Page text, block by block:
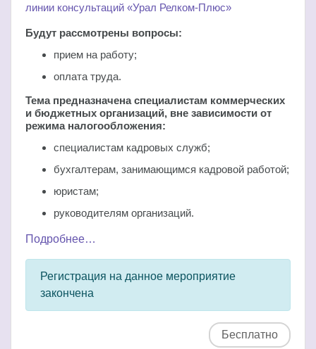
линии консультаций «Урал Релком-Плюс»
Будут рассмотрены вопросы:
прием на работу;
оплата труда.
Тема предназначена специалистам коммерческих
и бюджетных организаций, вне зависимости от
режима налогообложения:
специалистам кадровых служб;
бухгалтерам, занимающимся кадровой работой;
юристам;
руководителям организаций.
Подробнее…
Регистрация на данное мероприятие
закончена
Бесплатно